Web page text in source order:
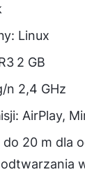
Linux
2 GB
n 2,4 GHz
AirPlay,
do 20 m dla